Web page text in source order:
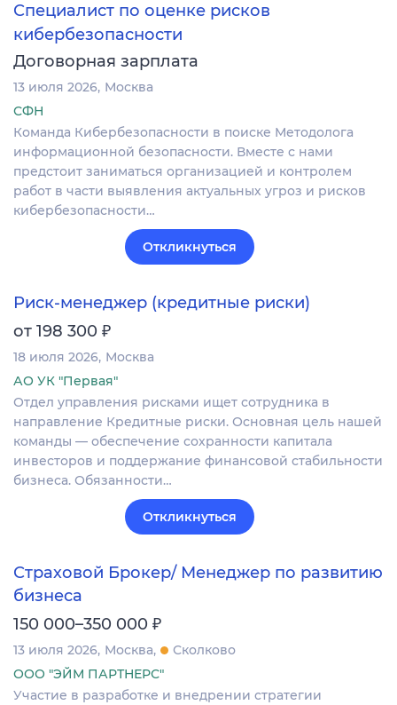
Специалист по оценке рисков
кибербезопасности
Договорная зарплата
13 июля 2026 Москва
СФН
Команда Кибербезопасности в поиске Методолога
информационной безопасности. Вместе с нами
предстоит заниматься организацией и контролем
работ в части выявления актуальных угроз и рисков
кибербезопасности…
Откликнуться
Риск-менеджер (кредитные риски)
от 198 300 ₽
18 июля 2026 Москва
АО УК "Первая"
Отдел управления рисками ищет сотрудника в
направление Кредитные риски. Основная цель нашей
команды — обеспечение сохранности капитала
инвесторов и поддержание финансовой стабильности
бизнеса. Обязанности…
Откликнуться
Страховой Брокер/ Менеджер по развитию
бизнеса
150 000–350 000 ₽
13 июля 2026 Москва
Сколково
ООО "ЭЙМ ПАРТНЕРС"
Участие в разработке и внедрении стратегии